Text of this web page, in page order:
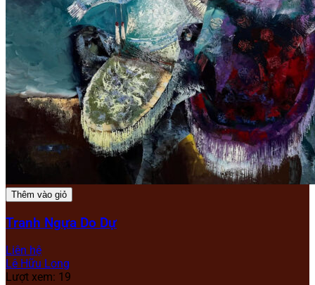
Thêm vào giỏ
Tranh Ngựa Do Dự
Liên hệ
Lê Hữu Long
Lượt xem: 19